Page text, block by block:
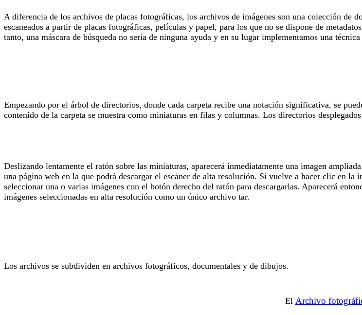
A diferencia de los archivos de placas fotográficas, los archivos de imágenes son una colección de
escaneados a partir de placas fotográficas, películas y papel, para los que no se dispone de
tanto, una máscara de búsqueda no sería de ninguna ayuda y en su lugar implementamos una
Empezando por el árbol de directorios, donde cada carpeta recibe una notación significativa, se
contenido de la carpeta se muestra como miniaturas en filas y columnas. Los directorios
Deslizando lentamente el ratón sobre las miniaturas, aparecerá inmediatamente una imagen
una página web en la que podrá descargar el escáner de alta resolución. Si vuelve a hacer clic en la
seleccionar una o varias imágenes con el botón derecho del ratón para descargarlas. Aparecerá
imágenes seleccionadas en alta resolución como un único archivo tar.
Los archivos se subdividen en archivos fotográficos, documentales y de dibujos.
El Archivo